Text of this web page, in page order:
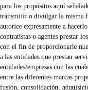
para los propósitos aquí
transmitir o divulgar la misma
autorice expresamente a
contratistas o agentes prestar
con el fin de proporcionarle
a las entidades que prestan
entidades/empresas con las
entre las diferentes marcas
fusión, consolidación,